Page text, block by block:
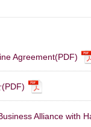
Agreement(PDF)
Alliance with